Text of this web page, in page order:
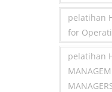
pelatihan
for
pelatihan